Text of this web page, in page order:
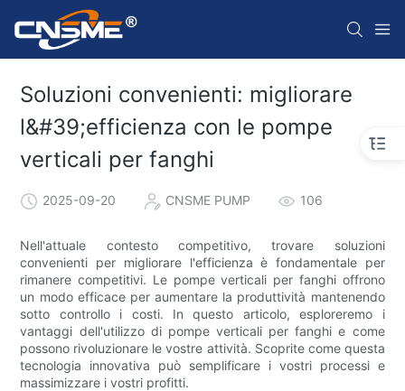
Soluzioni convenienti: migliorare
l&#39;efficienza con le pompe
verticali per fanghi
2025-09-20 CNSME PUMP 106
Nell'attuale contesto competitivo, trovare soluzioni
convenienti per migliorare l'efficienza è fondamentale per
rimanere competitivi. Le pompe verticali per fanghi offrono
un modo efficace per aumentare la produttività mantenendo
sotto controllo i costi. In questo articolo, esploreremo i
vantaggi dell'utilizzo di pompe verticali per fanghi e come
possono rivoluzionare le vostre attività. Scoprite come questa
tecnologia innovativa può semplificare i vostri processi e
massimizzare i vostri profitti.